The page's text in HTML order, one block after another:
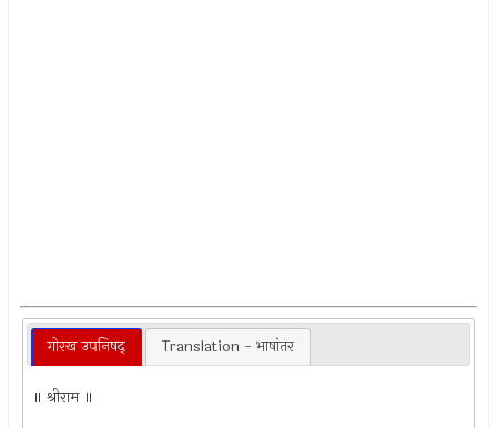
गोरख उपनिषद् Translation - भाषांतर
॥ श्रीराम ॥